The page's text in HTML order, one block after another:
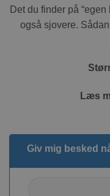
Det du finder på
også sjovere.
Læs
Giv mig besked